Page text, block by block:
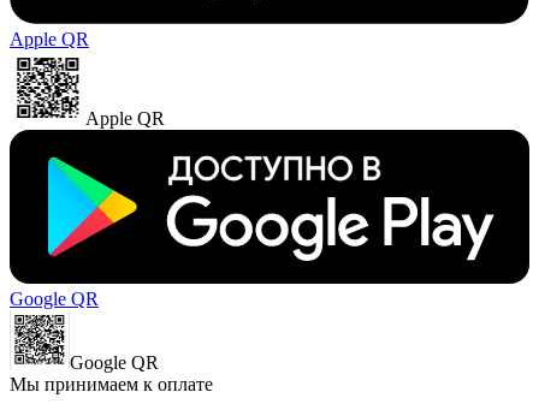
Apple QR
Apple QR
Google QR
Google QR
Мы принимаем к оплате